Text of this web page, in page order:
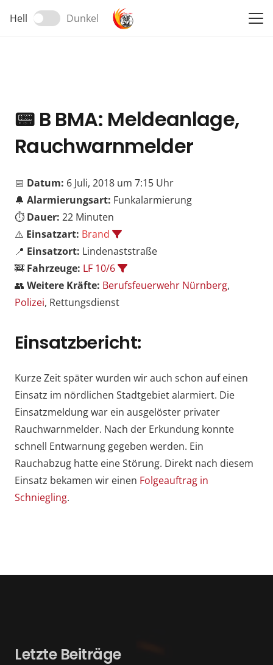
Hell Dunkel
📟B BMA: Meldeanlage,
Rauchwarnmelder
📅 Datum: 6 Juli, 2018 um 7:15 Uhr
🔔 Alarmierungsart: Funkalarmierung
⏱️ Dauer: 22 Minuten
⚠️ Einsatzart: Brand
📍 Einsatzort: Lindenaststraße
🚒 Fahrzeuge: LF 10/6
👥 Weitere Kräfte: Berufsfeuerwehr Nürnberg,
Polizei, Rettungsdienst
Einsatzbericht:
Kurze Zeit später wurden wir auch schon auf einen
Einsatz im nördlichen Stadtgebiet alarmiert. Die
Einsatzmeldung war ein ausgelöster privater
Rauchwarnmelder. Nach der Erkundung konnte
schnell Entwarnung gegeben werden. Ein
Rauchabzug hatte eine Störung. Direkt nach diesem
Einsatz bekamen wir einen Folgeauftrag in
Schniegling.
Letzte Beiträge